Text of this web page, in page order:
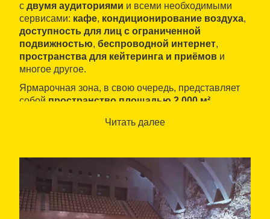
с двумя аудиториями и всеми необходимыми
сервисами: кафе, кондиционирование воздуха,
доступность для лиц с ограниченной
подвижностью, беспроводной интернет,
пространства для кейтеринга и приёмов и
многое другое.
Ярмарочная зона, в свою очередь, представляет
собой пространство площадью 2 000 м²
выставок до торжественных
Обе зоны предлагают полный спектр
дополнительных услуг:
перевод, кейтеринг,
аудиовизуальное оборудование,
вспомогательный персонал, графическая
Читать далее